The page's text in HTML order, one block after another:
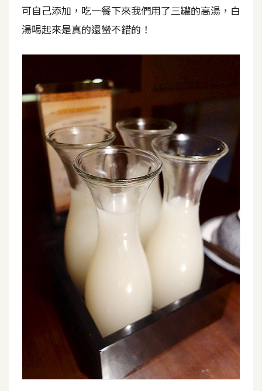
可自己添加，吃一餐下來我們用了三罐的高湯，白
湯喝起來是真的還蠻不錯的！